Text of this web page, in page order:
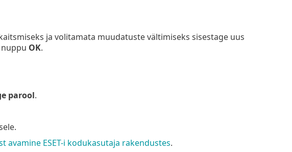
ja volitamata muudatuste vältimiseks sisestage uus
nuppu OK.
parool.
avamine ESET-i kodukasutaja rakendustes.